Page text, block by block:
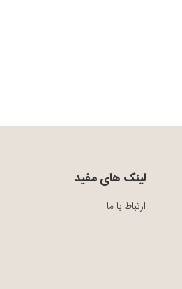
لینک های مفید
ارتباط با ما